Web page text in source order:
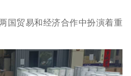
国贸易和经济合作中扮演着重